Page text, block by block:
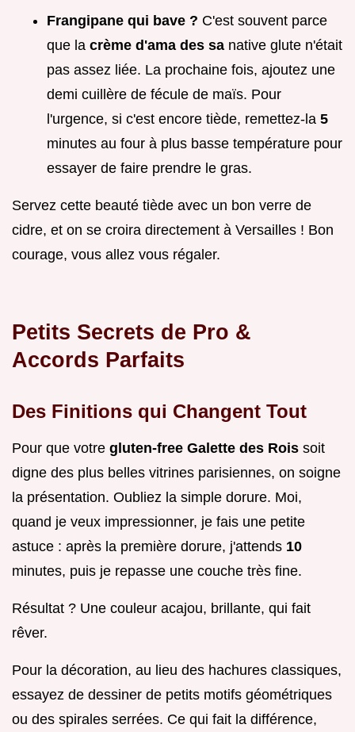
Frangipane qui bave ? C'est souvent parce
que la crème d'ama des sa native glute n'était
pas assez liée. La prochaine fois, ajoutez une
demi cuillère de fécule de maïs. Pour
l'urgence, si c'est encore tiède, remettez-la 5
minutes au four à plus basse température pour
essayer de faire prendre le gras.
Servez cette beauté tiède avec un bon verre de
cidre, et on se croira directement à Versailles ! Bon
courage, vous allez vous régaler.
Petits Secrets de Pro &
Accords Parfaits
Des Finitions qui Changent Tout
Pour que votre gluten-free Galette des Rois soit
digne des plus belles vitrines parisiennes, on soigne
la présentation. Oubliez la simple dorure. Moi,
quand je veux impressionner, je fais une petite
astuce : après la première dorure, j'attends 10
minutes, puis je repasse une couche très fine.
Résultat ? Une couleur acajou, brillante, qui fait
rêver.
Pour la décoration, au lieu des hachures classiques,
essayez de dessiner de petits motifs géométriques
ou des spirales serrées. Ce qui fait la différence,